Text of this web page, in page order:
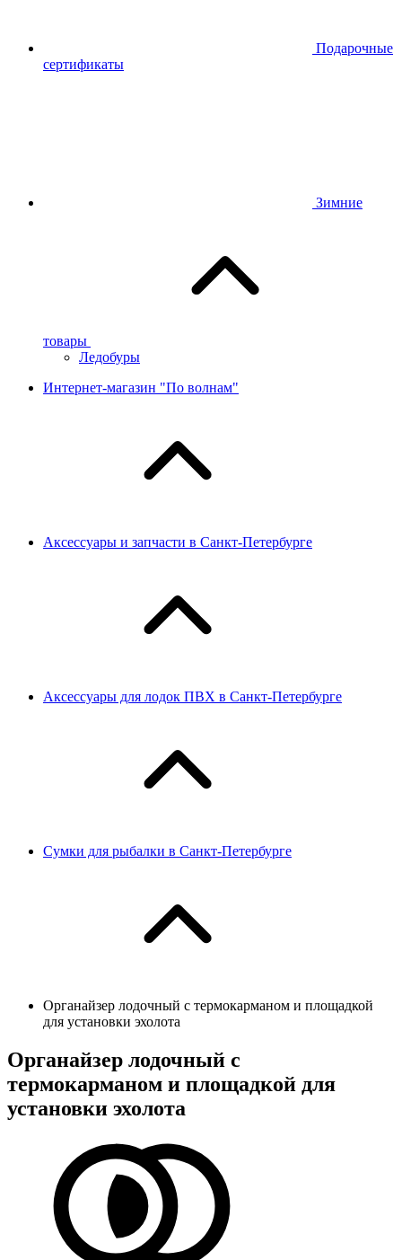
Подарочные
сертификаты
Зимние
товары
Ледобуры
Интернет-магазин "По волнам"
Аксессуары и запчасти в Санкт-Петербурге
Аксессуары для лодок ПВХ в Санкт-Петербурге
Сумки для рыбалки в Санкт-Петербурге
Органайзер лодочный с термокарманом и площадкой
для установки эхолота
Органайзер лодочный с
термокарманом и площадкой для
установки эхолота